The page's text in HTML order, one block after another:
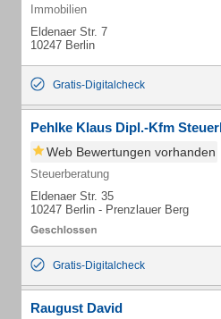
Immobilien
Eldenaer Str. 7
10247 Berlin
Gratis-Digitalcheck
Pehlke Klaus Dipl.-Kfm
Web Bewertungen vorhanden
Steuerberatung
Eldenaer Str. 35
10247 Berlin - Prenzlauer Berg
Gratis-Digitalcheck
Raugust David